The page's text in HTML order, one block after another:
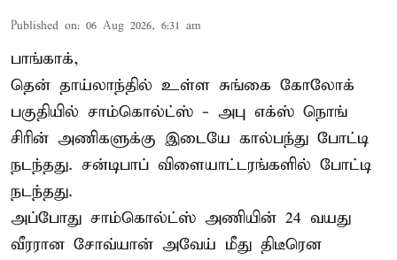
Published on: 06 Aug 2026, 6:31 am
பாங்காக்,
தென் தாய்லாந்தில் உள்ள சுங்கை கோலோக்
பகுதியில் சாம்கொல்ட்ஸ் - அபு எக்ஸ் நொங்
சிரின் அணிகளுக்கு இடையே கால்பந்து போட்டி
நடந்தது. சன்டிபாப் விளையாட்டரங்களில் போட்டி
நடந்தது.
அப்போது சாம்கொல்ட்ஸ் அணியின் 24 வயது
வீரரான சோவ்யான் அவேய் மீது திடீரென